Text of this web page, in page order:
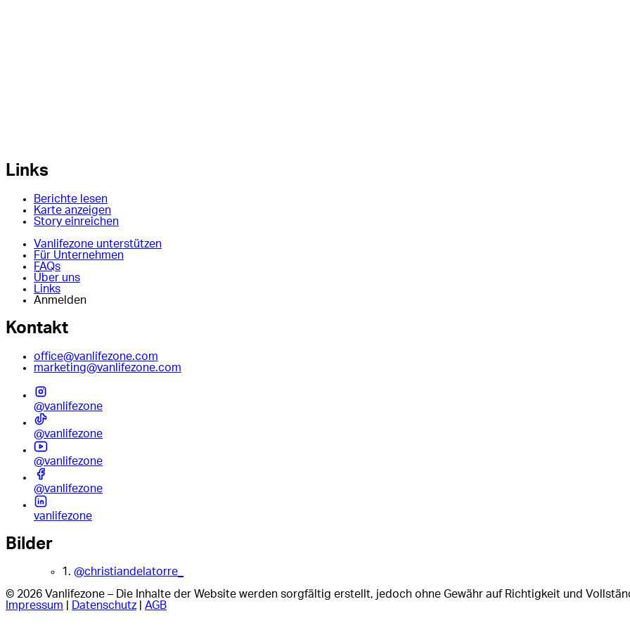
Links
Berichte lesen
Karte anzeigen
Story einreichen
Vanlifezone unterstützen
Für Unternehmen
FAQs
Über uns
Links
Anmelden
Kontakt
office@vanlifezone.com
marketing@vanlifezone.com
@vanlifezone
@vanlifezone
@vanlifezone
@vanlifezone
vanlifezone
Bilder
1. @christiandelatorre_
© 2026 Vanlifezone – Die Inhalte der Website werden sorgfältig erstellt, jedoch ohne Gewähr auf Richtigkeit und
Impressum
Datenschutz| AGB